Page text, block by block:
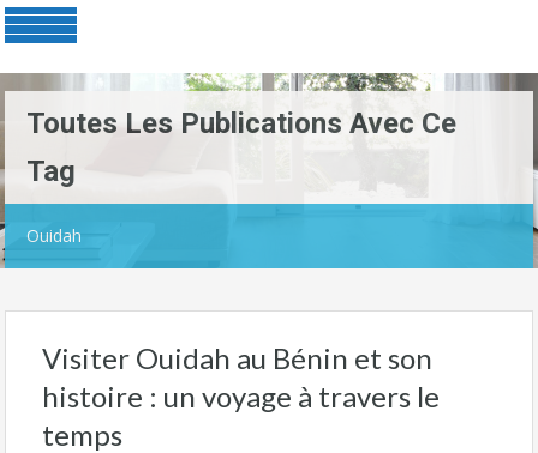
Toutes Les Publications Avec Ce
Tag
Ouidah
Visiter Ouidah au Bénin et son
histoire : un voyage à travers le
temps